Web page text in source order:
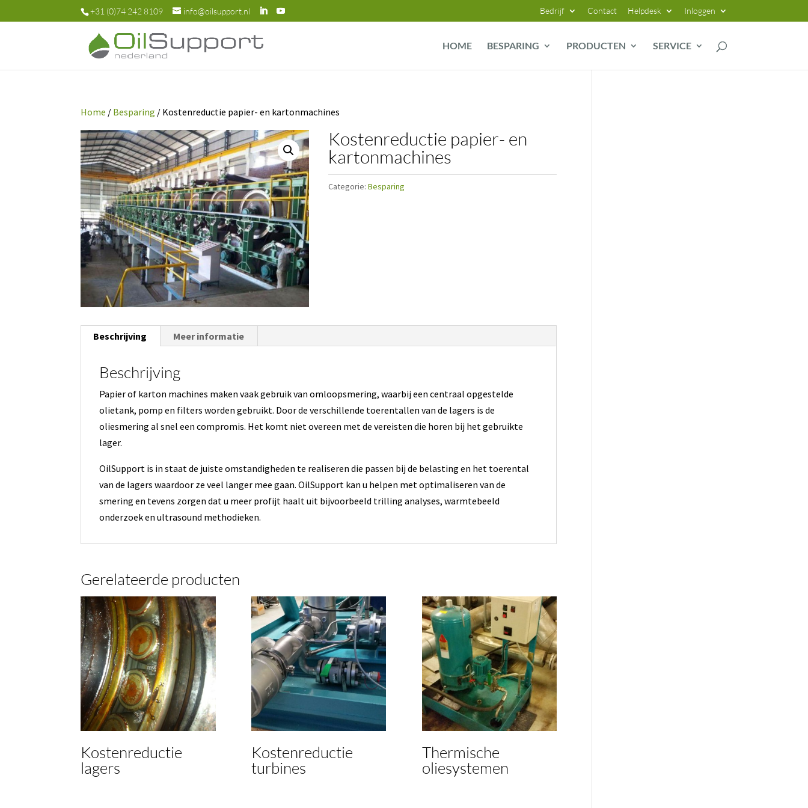
+31 (0)74 242 8109 info@oilsupport.nl Bedrijf Contact Helpdesk Inloggen
HOME BESPARING PRODUCTEN SERVICE
Home / Besparing / Kostenreductie papier- en kartonmachines
Kostenreductie papier- en
kartonmachines
Categorie:Besparing
Beschrijving Meer informatie
Beschrijving
Papier of karton machines maken vaak gebruik van omloopsmering, waarbij een centraal opgestelde
olietank, pomp en filters worden gebruikt. Door de verschillende toerentallen van de lagers is de
oliesmering al snel een compromis. Het komt niet overeen met de vereisten die horen bij het gebruikte
lager.
OilSupport is in staat de juiste omstandigheden te realiseren die passen bij de belasting en het toerental
van de lagers waardoor ze veel langer mee gaan. OilSupport kan u helpen met optimaliseren van de
smering en tevens zorgen dat u meer profijt haalt uit bijvoorbeeld trilling analyses, warmtebeeld
onderzoek en ultrasound methodieken.
Gerelateerde producten
Kostenreductie
lagers
Kostenreductie
turbines
Thermische
oliesystemen